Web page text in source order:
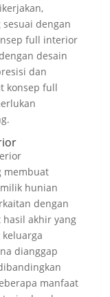
dengan
full interior
desain
dan
konsep full
membuat
hunian
dengan
akhir yang
dianggap
manfaat